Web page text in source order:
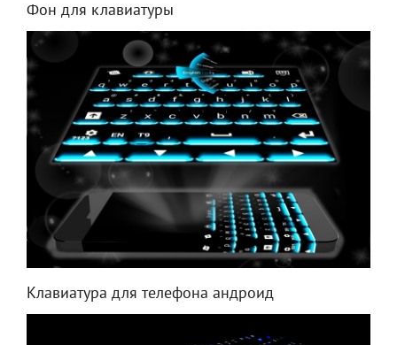
Фон для клавиатуры
Клавиатура для телефона андроид